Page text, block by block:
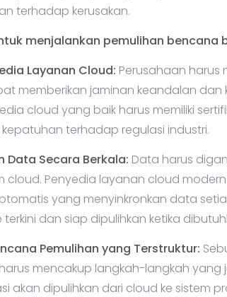
terhadap kerusakan.
menjalankan pemulihan bencana
Layanan Cloud: Perusahaan harus
memberikan jaminan keandalan
cloud yang baik harus memiliki
terhadap regulasi industri.
Data Secara Berkala: Data harus
cloud. Penyedia layanan cloud
yang menyinkronkan data
dan siap dipulihkan ketika
Pemulihan yang Terstruktur:
mencakup langkah-langkah
akan dipulihkan dari cloud ke sistem